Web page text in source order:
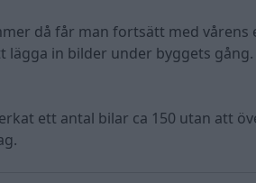
då får man fortsätt med
lägga in bilder under byggets gång.
ett antal bilar ca 150 utan att